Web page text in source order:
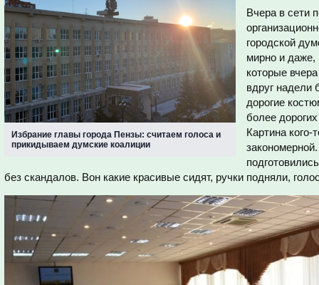
Избрание главы города Пензы: считаем голоса и
прикидываем думские коалиции
Вчера в сети
городской
мирно и
которые
вдруг надели
дорогие
более
Картина кого-
без скандалов. Вон какие красивые сидят, ручки подняли,